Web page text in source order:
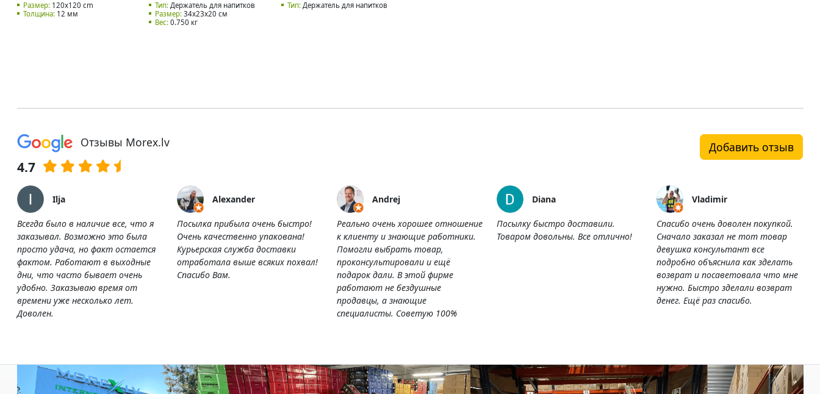
Размер:120x120 cm
Толщина:12 мм
Тип: Держатель для напитков
Размер: 34x23x20 см
Вес: 0.750 кг
Тип:Держатель для напитков
Отзывы Morex.lv
4.7
Добавить отзыв
Ilja
Всегда было в наличие все, что я
заказывал. Возможно это была
просто удача, но факт остается
фактом. Работают в выходные
дни, что часто бывает очень
удобно. Заказываю время от
времени уже несколько лет.
Доволен.
Alexander
Посылка прибыла очень быстро!
Очень качественно упакована!
Курьерская служба доставки
отработала выше всяких похвал!
Спасибо Вам.
Andrej
Реально очень хорошее отношение
к клиенту и знающие работники.
Помогли выбрать товар,
проконсультировали и ещё
подарок дали. В этой фирме
работают не бездушные
продавцы, а знающие
специалисты. Советую 100%
Diana
Посылку быстро доставили.
Товаром довольны. Все отлично!
Vladimir
Спасибо очень доволен покупкой.
Сначало заказал не тот товар
девушка консультант все
подробно объяснила как зделать
возврат и посаветовала что мне
нужно. Быстро зделали возврат
денег. Ещё раз спасибо.